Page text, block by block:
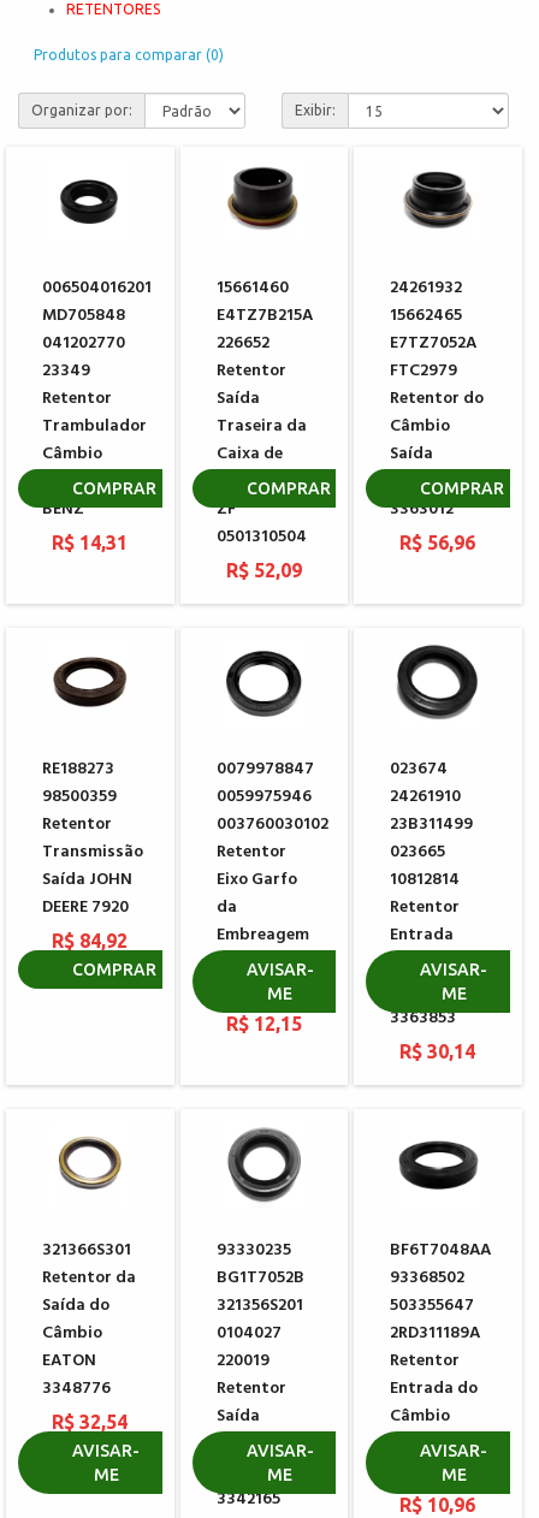
RETENTORES
Produtos para comparar (0)
Organizar por: Exibir:
006504016201
MD705848
041202770
23349
Retentor
Trambulador
Câmbio
MERCEDES
BENZ
R$ 14,31
COMPRAR
15661460
E4TZ7B215A
226652
Retentor
Saída
Traseira da
Caixa de
Transferência
ZF
0501310504
R$ 52,09
COMPRAR
24261932
15662465
E7TZ7052A
FTC2979
Retentor do
Câmbio
Saída
EATON
3363012
R$ 56,96
COMPRAR
RE188273
98500359
Retentor
Transmissão
Saída JOHN
DEERE 7920
R$ 84,92
COMPRAR
0079978847
0059975946
003760030102
Retentor
Eixo Garfo
da
Embreagem
MERCEDES
R$ 12,15
AVISAR-
ME
023674
24261910
23B311499
023665
10812814
Retentor
Entrada
Câmbio
EATON
3363853
R$ 30,14
AVISAR-
ME
321366S301
Retentor da
Saída do
Câmbio
EATON
3348776
R$ 32,54
AVISAR-
ME
93330235
BG1T7052B
321356S201
0104027
220019
Retentor
Saída
Câmbio
EATON
3342165
AVISAR-
ME
BF6T7048AA
93368502
503355647
2RD311189A
Retentor
Entrada do
Câmbio
EATON
3344186
R$ 10,96
AVISAR-
ME